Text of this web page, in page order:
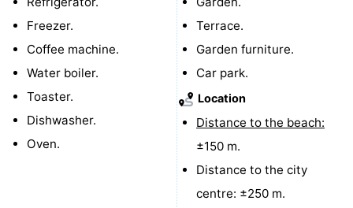
riding
Golf
courses
-
Sportfishing
Food
&
Beverages
Events
Ring
riding
Practical
Freezer.
Coffee machine.
Water boiler.
Toaster.
Dishwasher.
Oven.
Terrace.
Garden furniture.
Car park.
Location
Distance to the beach:
±150 m.
Distance to the city
centre: ±250 m.